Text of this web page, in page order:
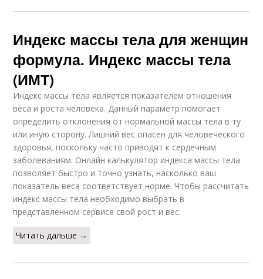
Индекс массы тела для женщин
формула. Индекс массы тела
(ИМТ)
Индекс массы тела является показателем отношения
веса и роста человека. Данный параметр помогает
определить отклонения от нормальной массы тела в ту
или иную сторону. Лишний вес опасен для человеческого
здоровья, поскольку часто приводят к сердечным
заболеваниям. Онлайн калькулятор индекса массы тела
позволяет быстро и точно узнать, насколько ваш
показатель веса соответствует норме. Чтобы рассчитать
индекс массы тела необходимо выбрать в
представленном сервисе свой рост и вес.
Читать дальше →